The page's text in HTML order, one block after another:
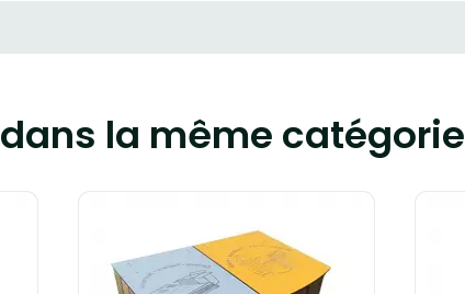
dans la même catégorie